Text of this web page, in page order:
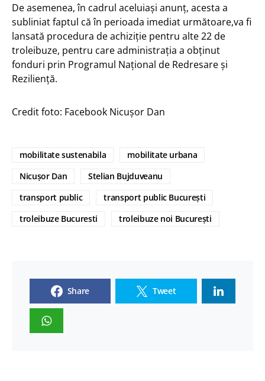
De asemenea, în cadrul aceluiași anunț, acesta a
subliniat faptul că în perioada imediat următoare,va fi
lansată procedura de achiziție pentru alte 22 de
troleibuze, pentru care administrația a obținut
fonduri prin Programul Național de Redresare și
Reziliență.
Credit foto: Facebook Nicușor Dan
mobilitate sustenabila
mobilitate urbana
Nicușor Dan
Stelian Bujduveanu
transport public
transport public București
troleibuze Bucuresti
troleibuze noi București
Share Tweet